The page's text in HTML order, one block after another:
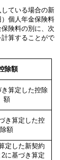
ている場合の新
）個人年金保険料
険料の別に、次
算することがで
除額
き算定した控除
額
算定した控
除額
定した新契約
に基づき算定